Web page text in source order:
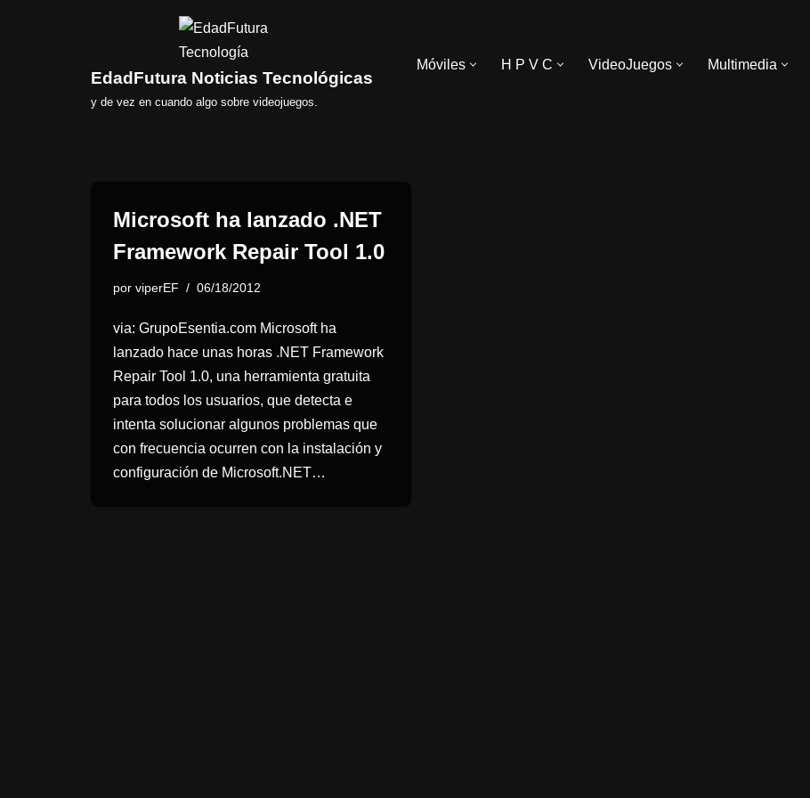
EdadFutura Noticias Tecnológicas
y de vez en cuando algo sobre videojuegos.
Móviles H P V C VideoJuegos Multimedia
Microsoft ha lanzado .NET
Framework Repair Tool 1.0
por viperEF 06/18/2012
via: GrupoEsentia.com Microsoft ha
lanzado hace unas horas .NET Framework
Repair Tool 1.0, una herramienta gratuita
para todos los usuarios, que detecta e
intenta solucionar algunos problemas que
con frecuencia ocurren con la instalación y
configuración de Microsoft.NET…